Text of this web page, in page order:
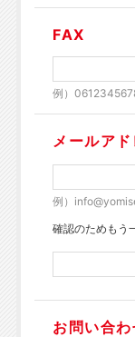
FAX
例）
メールアド
例）
確認のためもう
お問い合